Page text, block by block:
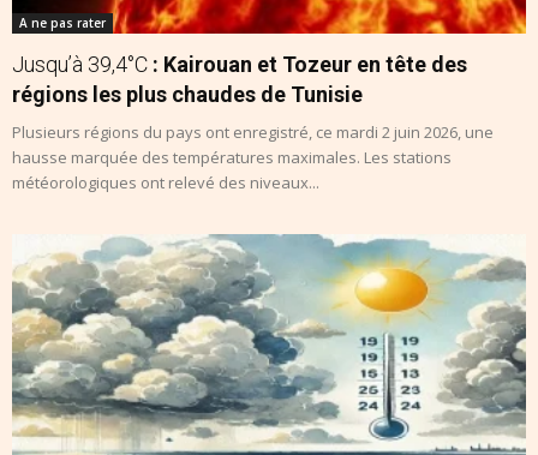
A ne pas rater
Jusqu’à 39,4°C : Kairouan et Tozeur en tête des
régions les plus chaudes de Tunisie
Plusieurs régions du pays ont enregistré, ce mardi 2 juin 2026, une
hausse marquée des températures maximales. Les stations
météorologiques ont relevé des niveaux...